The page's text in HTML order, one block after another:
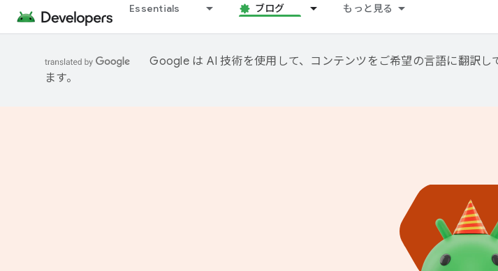
Essentials ブログ もっと見る
Google は AI 技術を使用して、コンテンツをご希望の言語に翻訳し
ます。